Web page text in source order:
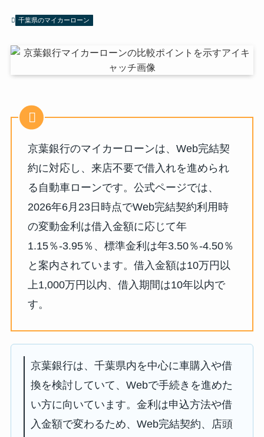
千葉県のマイカーローン
京葉銀行のマイカーローンは、Web完結契
約に対応し、来店不要で借入れを進められ
る自動車ローンです。公式ページでは、
2026年6月23日時点でWeb完結契約利用時
の変動金利は借入金額に応じて年
1.15％-3.95％、標準金利は年3.50％-4.50％
と案内されています。借入金額は10万円以
上1,000万円以内、借入期間は10年以内で
す。
京葉銀行は、千葉県内を中心に車購入や借
換を検討していて、Webで手続きを進めた
い方に向いています。金利は申込方法や借
入金額で変わるため、Web完結契約、店頭